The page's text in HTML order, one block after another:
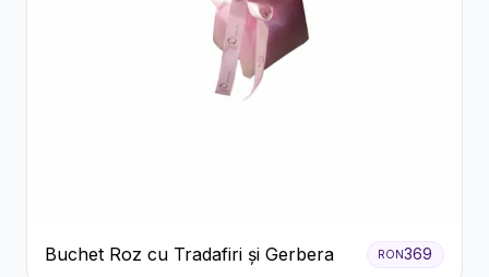
Buchet Roz cu Tradafiri și Gerbera RON369